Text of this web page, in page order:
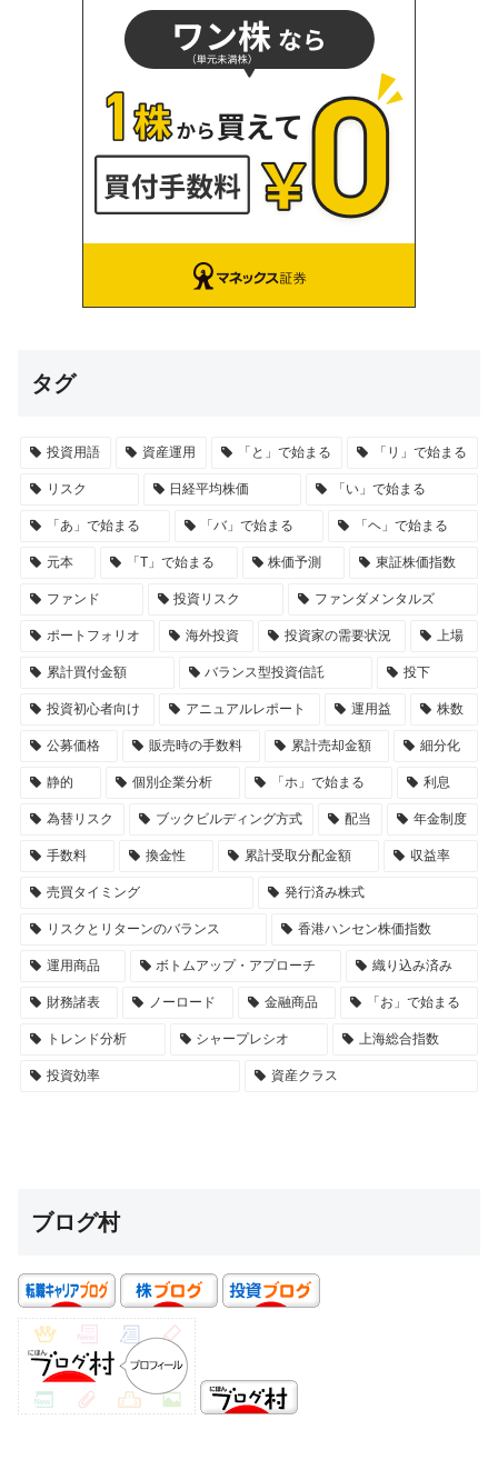
タグ
投資用語 資産運用 「と」で始まる 「リ」で始まる
リスク 日経平均株価 「い」で始まる
「あ」で始まる 「バ」で始まる 「ヘ」で始まる
元本 「T」で始まる 株価予測 東証株価指数
ファンド 投資リスク ファンダメンタルズ
ポートフォリオ 海外投資 投資家の需要状況 上場
累計買付金額 バランス型投資信託 投下
投資初心者向け アニュアルレポート 運用益 株数
公募価格 販売時の手数料 累計売却金額 細分化
静的 個別企業分析 「ホ」で始まる 利息
為替リスク ブックビルディング方式 配当 年金制度
手数料 換金性 累計受取分配金額 収益率
売買タイミング 発行済み株式
リスクとリターンのバランス 香港ハンセン株価指数
運用商品 ボトムアップ・アプローチ 織り込み済み
財務諸表 ノーロード 金融商品 「お」で始まる
トレンド分析 シャープレシオ 上海総合指数
投資効率 資産クラス
ブログ村